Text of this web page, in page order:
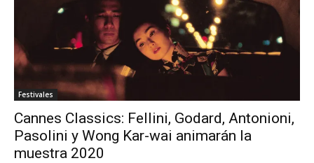
Festivales
Cannes Classics: Fellini, Godard, Antonioni,
Pasolini y Wong Kar-wai animarán la
muestra 2020